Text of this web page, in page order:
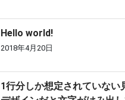
Hello world!
2018年4月20日
1行分しか想定されていない